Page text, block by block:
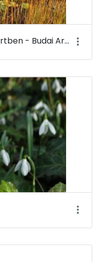
Kerti-tó ősszel az alsó-kertben - Budai Arborétum